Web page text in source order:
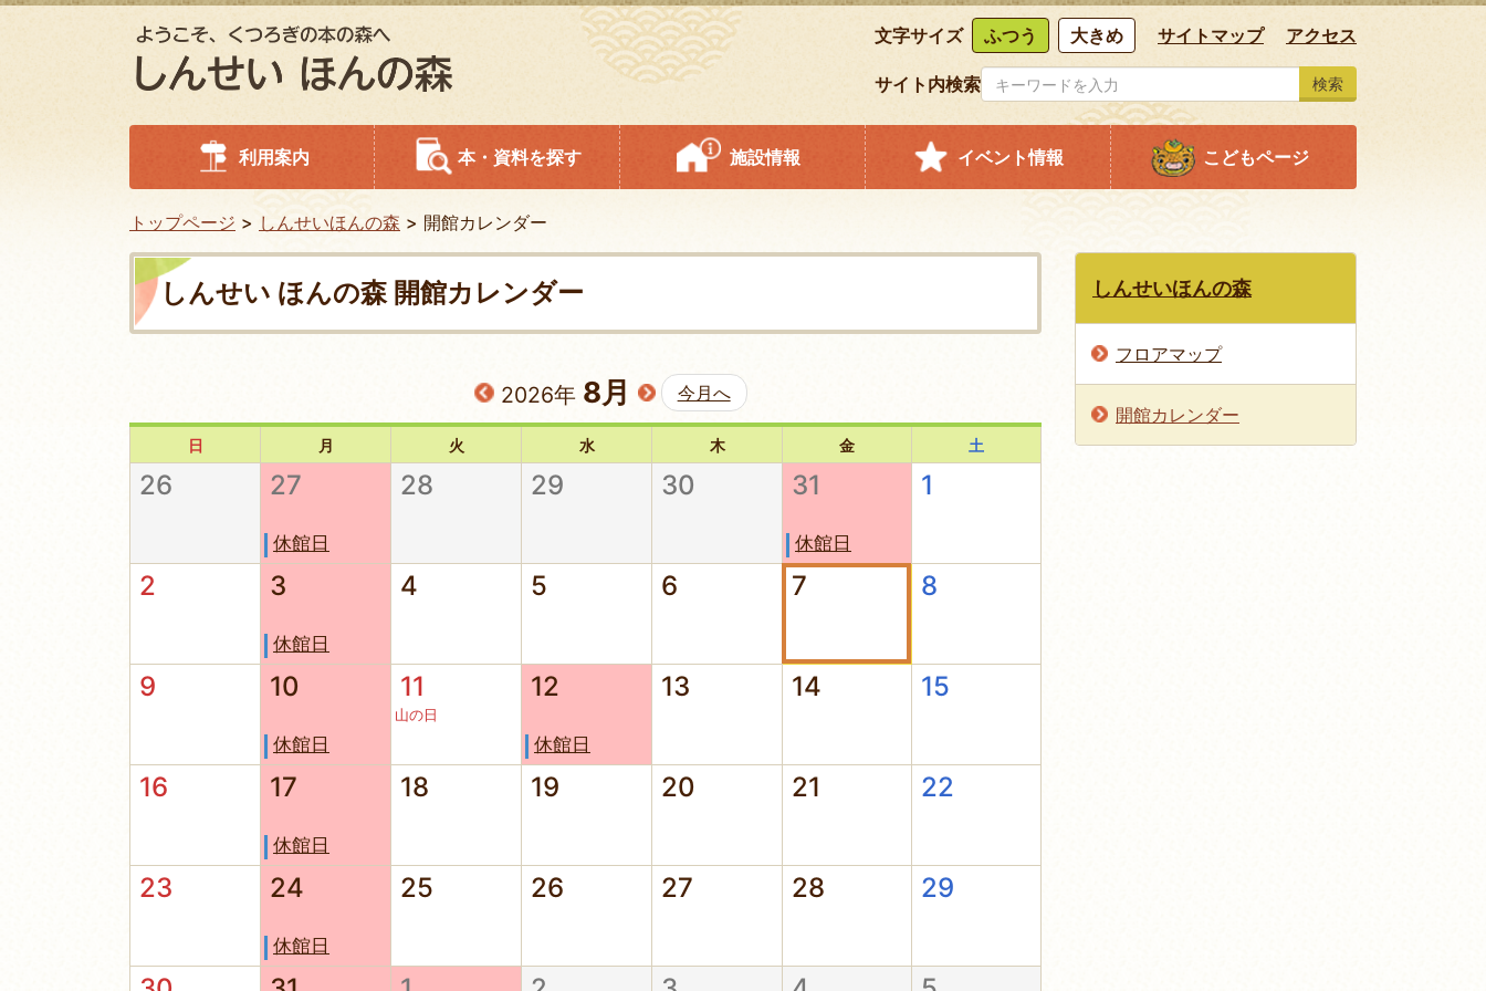
文字サイズ ふつう 大きめ サイトマップ アクセス
サイト内検索 検索
利用案内 本・資料を探す 施設情報 イベント情報 こどもページ
トップページ しんせいほんの森 開館カレンダー
しんせい ほんの森 開館カレンダー
2026年8月 今月へ
日 月 火 水 木 金 土
26 27
休館日
28 29 30 31
休館日
1
2 3
休館日
4 5 6 7 8
9 10
休館日
11
山の日
12
休館日
13 14 15
16 17
休館日
18 19 20 21 22
23 24
休館日
25 26 27 28 29
しんせいほんの森
フロアマップ
開館カレンダー